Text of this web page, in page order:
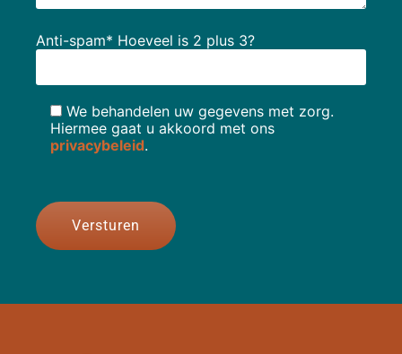
Anti-spam* Hoeveel is 2 plus 3?
We behandelen uw gegevens met zorg.
Hiermee gaat u akkoord met ons
privacybeleid.